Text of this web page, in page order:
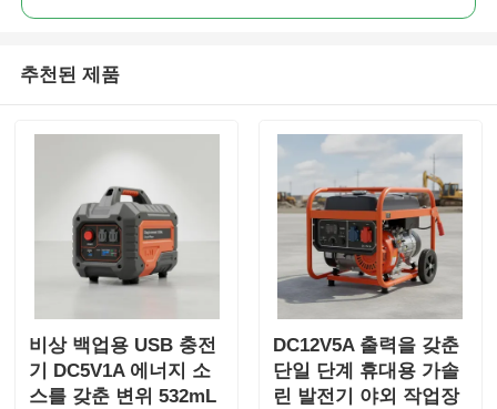
추천된 제품
비상 백업용 USB 충전
기 DC5V1A 에너지 소
스를 갖춘 변위 532mL
DC12V5A 출력을 갖춘
단일 단계 휴대용 가솔
린 발전기 야외 작업장